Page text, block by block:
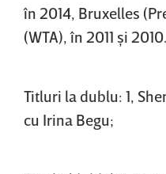
în 2014, Bruxelles
(WTA), în 2011 şi 2010.
Titluri la dublu: 1,
cu Irina Begu;